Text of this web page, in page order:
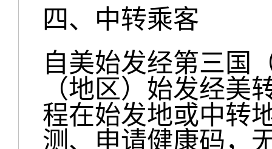
四、中转乘客
自美始发经第三国
（地区）始发经美
程在始发地或中转
测、申请健康码，